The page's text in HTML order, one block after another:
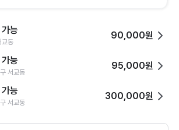
능
교동
90,000원
능
서교동
95,000원
능
서교동
300,000원